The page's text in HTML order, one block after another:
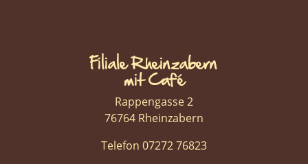
Filiale Rheinzabern
mit Café
Rappengasse 2
76764 Rheinzabern
Telefon 07272 76823